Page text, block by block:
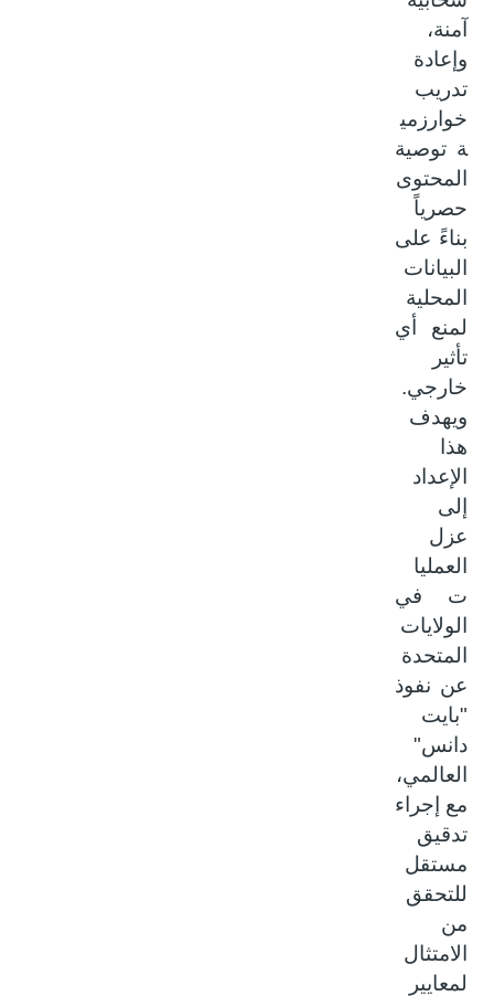
آمنة،
وإعادة
تدريب
خوارزمي
ة توصية
المحتوى
حصرياً
بناءً على
البيانات
المحلية
لمنع أي
تأثير
خارجي.
ويهدف
هذا
الإعداد
إلى
عزل
العمليا
ت في
الولايات
المتحدة
عن نفوذ
"بايت
دانس"
العالمي،
مع إجراء
تدقيق
مستقل
للتحقق
من
الامتثال
لمعايير